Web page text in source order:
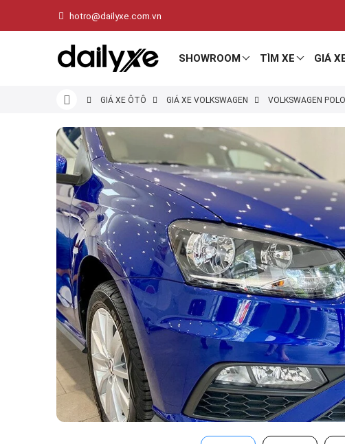
hotro@dailyxe.com.vn
SHOWROOM TÌM XE GIÁ
GIÁ XE ÔTÔ GIÁ XE VOLKSWAGEN VOLKSWAGEN POLO